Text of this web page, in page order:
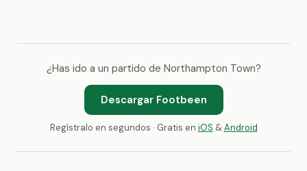
¿Has ido a un partido de Northampton Town?
Descargar Footbeen
Regístralo en segundos · Gratis en iOS &Android